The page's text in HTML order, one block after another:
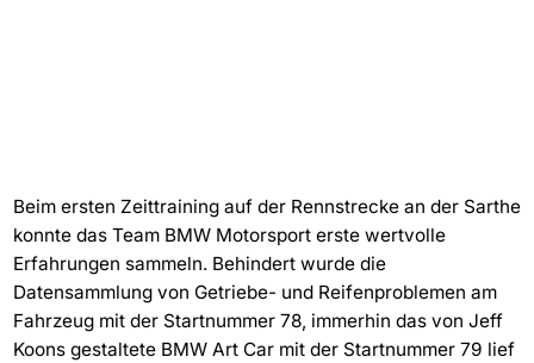
Beim ersten Zeittraining auf der Rennstrecke an der Sarthe
konnte das Team BMW Motorsport erste wertvolle
Erfahrungen sammeln. Behindert wurde die
Datensammlung von Getriebe- und Reifenproblemen am
Fahrzeug mit der Startnummer 78, immerhin das von Jeff
Koons gestaltete BMW Art Car mit der Startnummer 79 lief